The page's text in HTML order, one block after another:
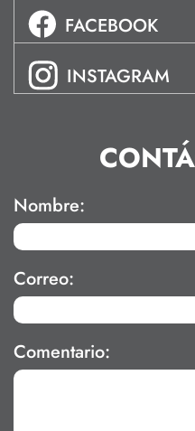
FACEBOOK
INSTAGRAM
Nombre:
Correo:
Comentario: